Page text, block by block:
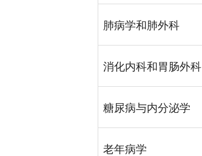
肺病学和肺外科
消化内科和胃肠外科
糖尿病与内分泌学
老年病学